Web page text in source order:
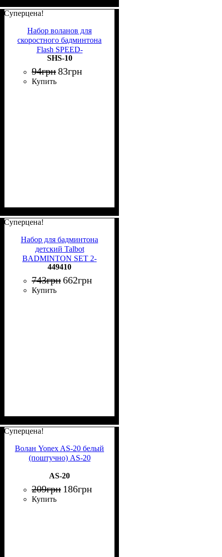
Суперцена!
Набор воланов для
скоростного бадминтона
Flash SPEED-
BADMINTON оранжевый
(3 штуки) SHS-10
SHS-10
94грн83грн
Купить
Суперцена!
Набор для бадминтона
детский Talbot
BADMINTON SET 2-
ATTACKER JUNIOR (2
ракетки, 2 волана, чехол)
салатово-голубой 449410
449410
743грн662грн
Купить
Суперцена!
Волан Yonex AS-20 белый
(поштучно) AS-20
AS-20
209грн 186грн
Купить